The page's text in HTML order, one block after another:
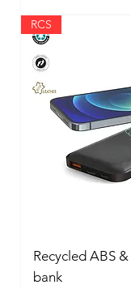
RCS
Recycled ABS
bank